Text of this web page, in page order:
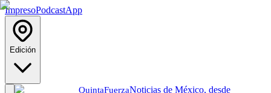
ImpresoPodcastApp
Edición
QuintaFuerzaNoticias de México, desde